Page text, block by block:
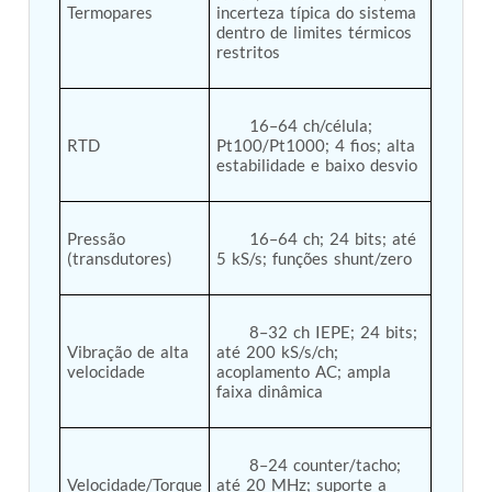
Post (BCP)
Universal Self-Generating Nitrogen Service Cart
Aerospace Hydraulic Pump / Motor Test Bench
Modification of Command-and-Control Carrier
Stand
Oxygen Component Test Benches
Chemical Weapon Destruction Facility
Fuel Contents Gauging Probe Test Rig – Light
Combat Helicopter
Portable Pneumatic Test Rig for Rudder Actuator
Gauge Pressure Switch Test Rig
Light Strike Vehicle Modification and Upgrade
Termopares
incerteza típica do sistema
dentro de limites térmicos
restritos
RTD
Pt100/Pt1000; 4 fios; alta
estabilidade e baixo desvio
Pressão
(transdutores)
5 kS/s; funções shunt/zero
Vibração de alta
velocidade
      8–32 ch IEPE; 24 bits;
até 200 kS/s/ch;
acoplamento AC; ampla
faixa dinâmica
Velocidade/Torque
      8–24 counter/tacho;
até 20 MHz; suporte a